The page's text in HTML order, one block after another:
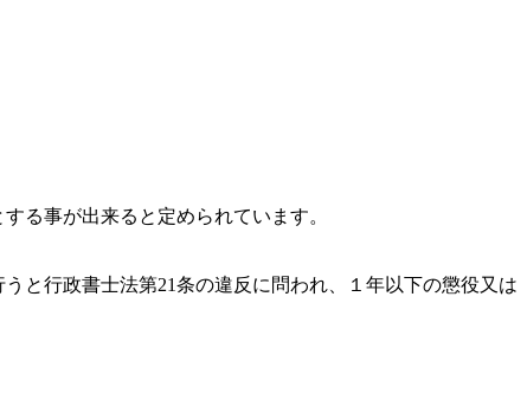
る事が出来ると定められています。
と行政書士法第21条の違反に問われ、
１年以下の懲役又は